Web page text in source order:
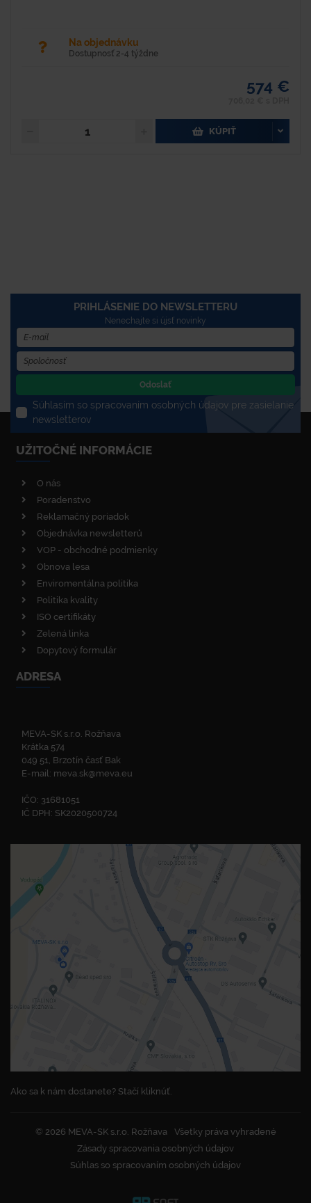
Na objednávku
Dostupnosť 2-4 týždne
574 €
KÚPIŤ
PRIHLÁSENIE DO NEWSLETTERU
Nenechajte si újsť novinky
Odoslať
Súhlasím so spracovaním osobných údajov pre zasielanie
newsletterov
UŽITOČNÉ INFORMÁCIE
O nás
Poradenstvo
Reklamačný poriadok
Objednávka newsletterů
VOP - obchodné podmienky
Obnova lesa
Enviromentálna politika
Politika kvality
ISO certifikáty
Zelená linka
Dopytový formulár
ADRESA
MEVA-SK s.r.o. Rožňava
Krátka 574
049 51, Brzotín časť Bak
E-mail: meva.sk@meva.eu
IČO: 31681051
IČ DPH: SK2020500724
Ako sa k nám dostanete? Stačí kliknúť.
© 2026 MEVA-SK s.r.o. Rožňava
Všetky práva vyhradené
Zásady spracovania osobných údajov
Súhlas so spracovaním osobných údajov